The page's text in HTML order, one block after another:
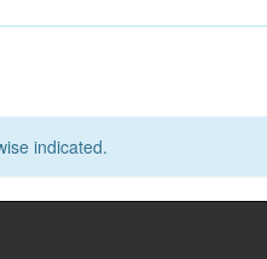
indicated.